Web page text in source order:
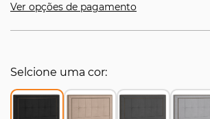
Ver opções de pagamento
Selcione uma cor